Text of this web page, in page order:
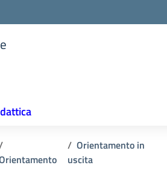
Orientamento in
uscita